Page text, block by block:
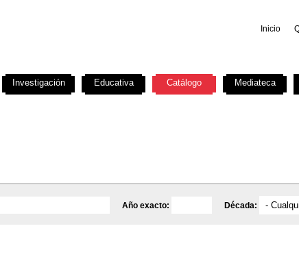
Inicio
Año exacto: Década:
Investigación Educativa Catálogo Mediateca